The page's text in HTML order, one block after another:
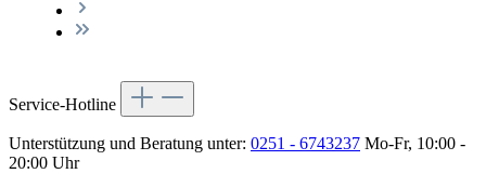
Service-Hotline
Unterstützung und Beratung unter: 0251 - 6743237 Mo-Fr, 10:00 -
20:00 Uhr